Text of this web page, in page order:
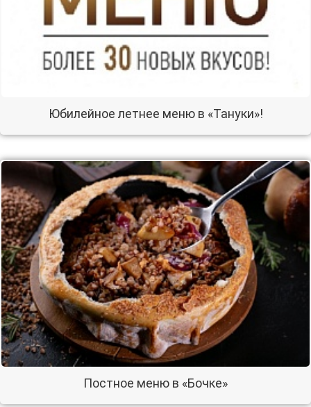
Юбилейное летнее меню в «Тануки»!
Постное меню в «Бочке»